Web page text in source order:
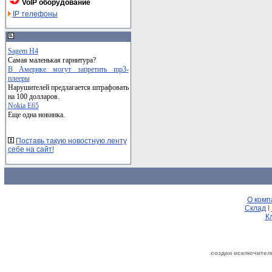
VoIP оборудование
IP телефоны
Sagem H4
Самая маленькая гарнитура?
В Америке могут запретить mp3-
плееры
Нарушителей предлагается штрафовать
на 100 долларов.
Nokia E65
Еще одна новинка.
Поставь такую новостную ленту
себе на сайт!
О
Склад
создан